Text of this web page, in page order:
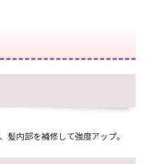
髪内部を補修して強度アップ。